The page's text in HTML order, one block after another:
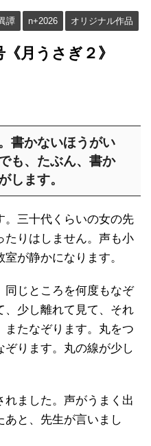
譚 n+2026 オリジナル作品
月うさぎ２》
書かないほうがい
も、たぶん、書か
します。
。三十代くらいの女の先
たりはしません。声も小
が静かになります。
同じところを何度もなぞ
、少し離れて見て、それ
またなぞります。丸をつ
ります。丸の線が少し
ました。声がうまく出
あと、先生が言いまし